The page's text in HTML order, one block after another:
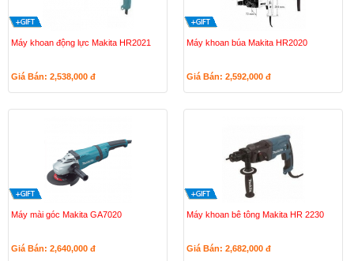
Máy khoan động lực Makita HR2021
Giá Bán: 2,538,000 đ
Máy khoan búa Makita HR2020
Giá Bán: 2,592,000 đ
Máy mài góc Makita GA7020
Giá Bán: 2,640,000 đ
Máy khoan bê tông Makita HR 2230
Giá Bán: 2,682,000 đ